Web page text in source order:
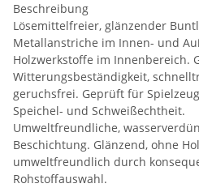
Beschreibung
Lösemittelfreier, glänzender
Metallanstriche im Innen- und
Holzwerkstoffe im Innenbereich.
Witterungsbeständigkeit,
geruchsfrei. Geprüft für
Speichel- und Schweißechtheit.
Umweltfreundliche,
Beschichtung. Glänzend, ohne
umweltfreundlich durch
Rohstoffauswahl.